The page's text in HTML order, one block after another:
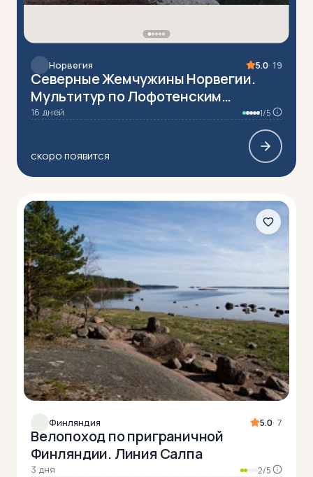
Норвегия 5.0· 19
Северные Жемчужины Норвегии.
Мультитур по Лофотенским
островам (с трансфером от Спб)
16 дней 1/5
скоро появится
Финляндия 5.0· 7
Велопоход по приграничной
Финляндии. Линия Салпа
3 дня 2/5